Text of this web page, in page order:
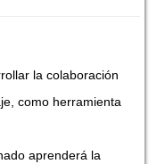
la colaboración
como herramienta
aprenderá la